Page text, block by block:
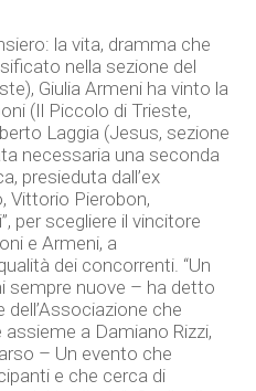
la vita, dramma che
nella sezione del
Giulia Armeni ha vinto la
(Il Piccolo di Trieste,
Laggia (Jesus, sezione
necessaria una seconda
presieduta dall’ex
Vittorio Pierobon,
per scegliere il vincitore
e Armeni, a
dei concorrenti. “Un
sempre nuove – ha detto
dell’Associazione che
a Damiano Rizzi,
– Un evento che
e che cerca di